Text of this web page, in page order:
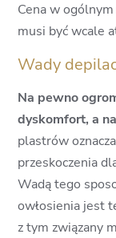
Cena w
musi być wcale
Wady
Na pewno
dyskomfort, a
plastrów
przeskoczenia
Wadą tego
owłosienia jest
z tym związany